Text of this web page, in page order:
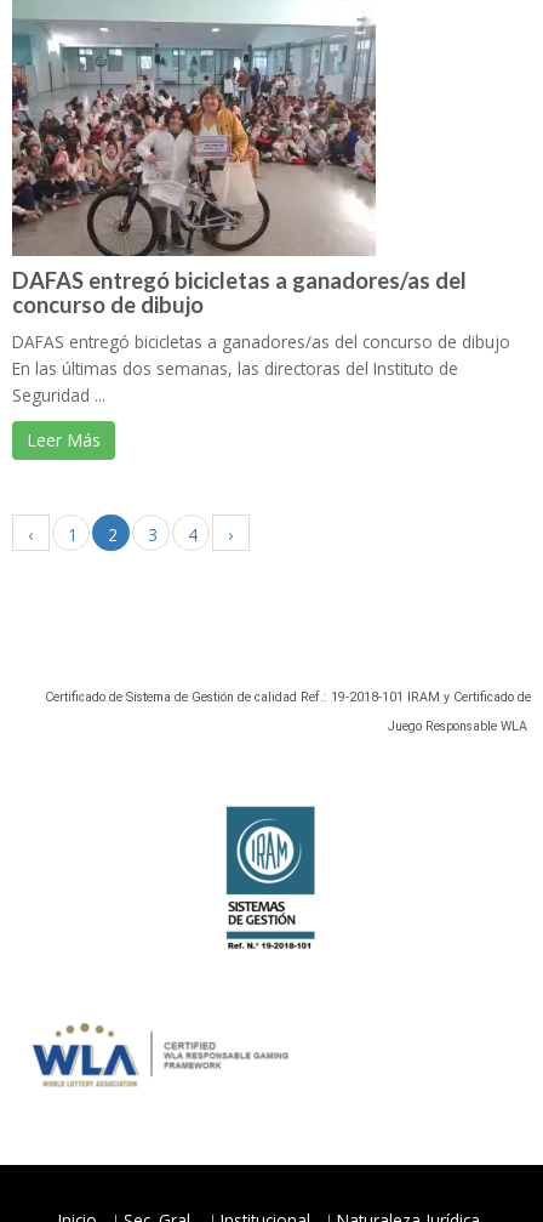
DAFAS entregó bicicletas a ganadores/as del
concurso de dibujo
DAFAS entregó bicicletas a ganadores/as del concurso de dibujo
En las últimas dos semanas, las directoras del Instituto de
Seguridad ...
Leer Más
‹ 1 2 3 4 ›
Certificado de Sistema de Gestión de calidad Ref.: 19-2018-101 IRAM y Certificado de
Juego Responsable WLA